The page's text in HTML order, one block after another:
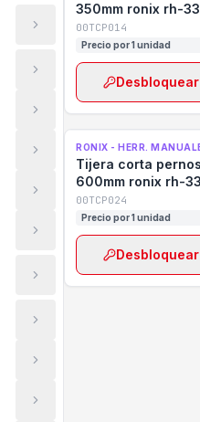
350mm ronix rh-
00TCP014
Precio por 1 unidad
RONIX - HERR.
Tijera corta
600mm ronix rh-
00TCP024
Precio por 1 unidad